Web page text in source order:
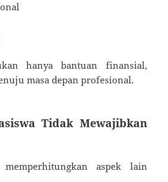
hanya bantuan finansial,
masa depan profesional.
Tidak Mewajibkan
memperhitungkan aspek lain